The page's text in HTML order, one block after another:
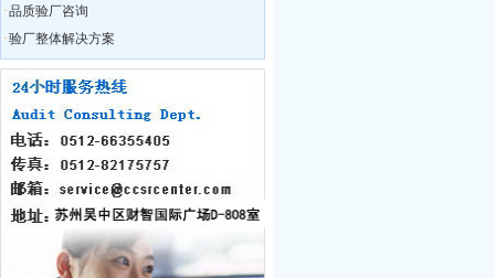
ISO外审员资格证书
6月29日我公司CSR研讨会在无锡召开
10月28日苏州XX服饰在我公司辅导下
通过BSCI认证，被审核员誉为苏州最
优服装工厂
10月29日苏州奥地特企业管理咨询有
限公司，召开公司大会公布上半年业
绩，累计辅导企业322家，一次性通过
率95%
12月18日，苏州奥地特企业对厦门27
家外贸公司开展BSCI认知培训公开课
扬州zy玩具
2010我公司业绩大幅增长,全年累计辅
导工厂达903家！
·品质验厂咨询
·验厂整体解决方案